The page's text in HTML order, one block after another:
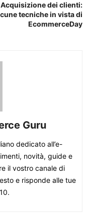
Acquisizione dei clienti:
tecniche in vista di
EcommerceDay
Guru
dedicato all’e-
novità, guide e
il vostro canale di
e risponde alle tue